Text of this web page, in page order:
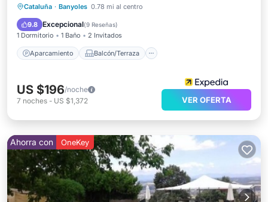
Cataluña · Banyoles 0.78 mi al centro
9.8 Excepcional(9 Reseñas)
1 Dormitorio 1 Baño 2 Invitados
Aparcamiento Balcón/Terraza
Aparcamiento
Balcón/Terraza
Cocina
Aire acondicionado
US $196/noche
7 noches - US $1,372 VER OFERTA
Ahorra con OneKey